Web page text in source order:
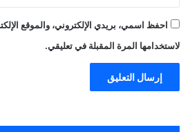
احفظ اسمي، بريدي الإلكتروني، والموقع
لاستخدامها المرة المقبلة في تعليقي.